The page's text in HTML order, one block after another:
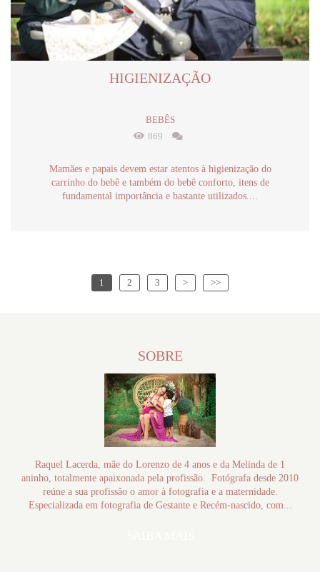
HIGIENIZAÇÃO
BEBÊS
869
Mamães e papais devem estar atentos à higienização do
carrinho do bebê e também do bebê conforto, itens de
fundamental importância e bastante utilizados....
1 2 3 > >>
SOBRE
Raquel Lacerda, mãe do Lorenzo de 4 anos e da Melinda de 1
aninho, totalmente apaixonada pela profissão. Fotógrafa desde 2010
reúne a sua profissão o amor à fotografia e a maternidade.
Especializada em fotografia de Gestante e Recém-nascido, com...